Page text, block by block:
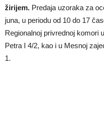
žirijem. Predaja uzoraka za
juna, u periodu od 10 do 17
Regionalnoj privrednoj komori
Petra I 4/2, kao i u Mesnoj
1.